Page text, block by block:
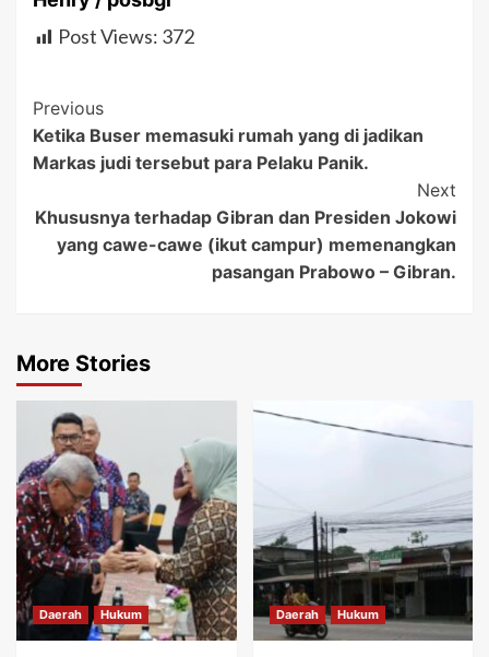
Post Views: 372
Post
Navigation
Previous
Ketika Buser memasuki rumah yang di jadikan
Markas judi tersebut para Pelaku Panik.
Next
Khususnya terhadap Gibran dan Presiden Jokowi
yang cawe-cawe (ikut campur) memenangkan
pasangan Prabowo – Gibran.
More Stories
Daerah Hukum Daerah Hukum